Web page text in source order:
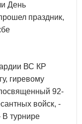
День
праздник,
ВС КР
гиревому
92-
войск, -
турнире